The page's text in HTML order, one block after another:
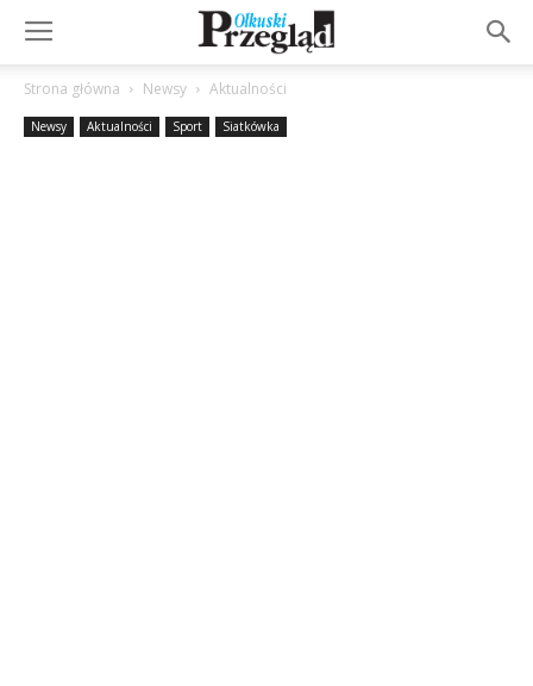
Strona główna Newsy Aktualności
Newsy Aktualności Sport Siatkówka